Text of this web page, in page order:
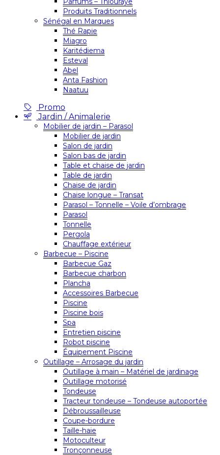
Produits Traditionnels
Sénégal en Marques
Thé Rapie
Miagro
Karitédiema
Esteval
Abel
Anta Fashion
Naatuu
Promo
Jardin / Animalerie
Mobilier de jardin – Parasol
Mobilier de jardin
Salon de jardin
Salon bas de jardin
Table et chaise de jardin
Table de jardin
Chaise de jardin
Chaise longue – Transat
Parasol – Tonnelle – Voile d’ombrage
Parasol
Tonnelle
Pergola
Chauffage extérieur
Barbecue – Piscine
Barbecue Gaz
Barbecue charbon
Plancha
Accessoires Barbecue
Piscine
Piscine bois
Spa
Entretien piscine
Robot piscine
Équipement Piscine
Outillage – Arrosage du jardin
Outillage à main – Matériel de jardinage
Outillage motorisé
Tondeuse
Tracteur tondeuse – Tondeuse autoportée
Débroussailleuse
Coupe-bordure
Taille-haie
Motoculteur
Tronçonneuse